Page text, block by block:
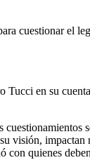
cuestionar el
en su
visión,
con quienes